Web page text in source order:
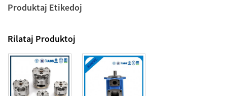
Produktaj Etikedoj
Rilataj Produktoj